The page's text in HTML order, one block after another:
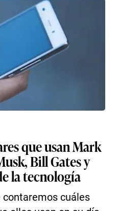
que usan Mark
Bill Gates y
la tecnología
contaremos cuáles